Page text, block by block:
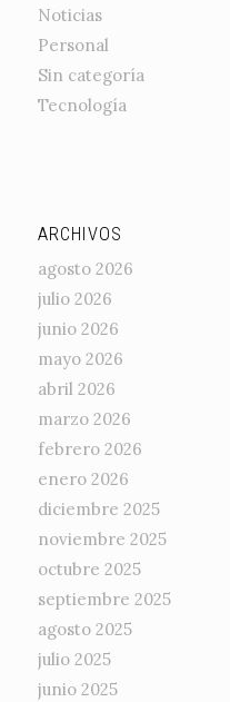
Noticias
Personal
Sin categoría
Tecnología
ARCHIVOS
agosto 2026
julio 2026
junio 2026
mayo 2026
abril 2026
marzo 2026
febrero 2026
enero 2026
diciembre 2025
noviembre 2025
octubre 2025
septiembre 2025
agosto 2025
julio 2025
junio 2025